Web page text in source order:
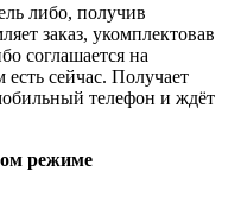
либо, получив
заказ, укомплектовав
соглашается на
сейчас. Получает
телефон и ждёт
режиме